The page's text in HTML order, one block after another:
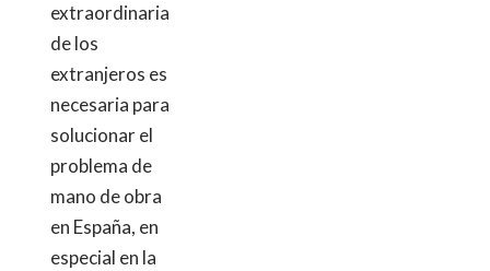
extraordinaria
de los
extranjeros es
necesaria para
solucionar el
problema de
mano de obra
en España, en
especial en la